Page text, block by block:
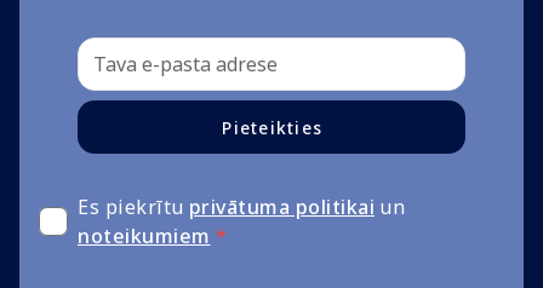
Pieteikties
Es piekrītu privātuma politikai un
noteikumiem *